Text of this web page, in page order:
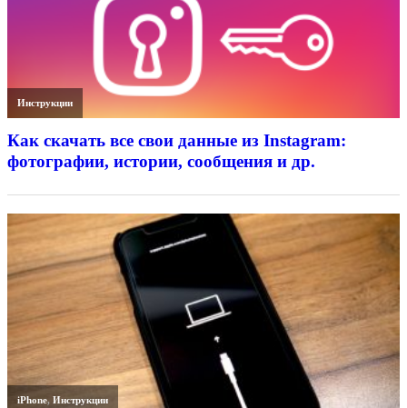
Инструкции
Как скачать все свои данные из Instagram:
фотографии, истории, сообщения и др.
iPhone,Инструкции